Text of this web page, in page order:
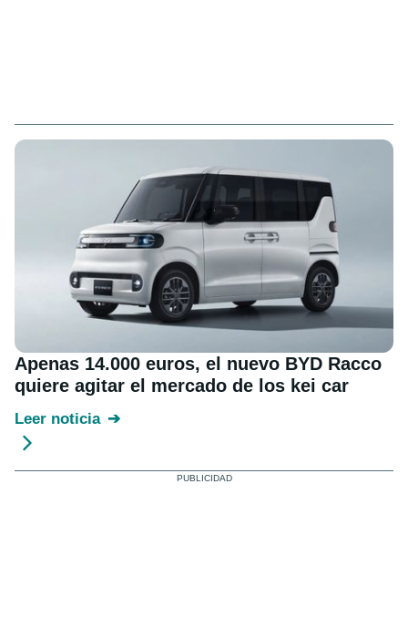
Apenas 14.000 euros, el nuevo BYD Racco
quiere agitar el mercado de los kei car
Leer noticia